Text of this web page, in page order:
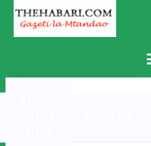
Skip
content